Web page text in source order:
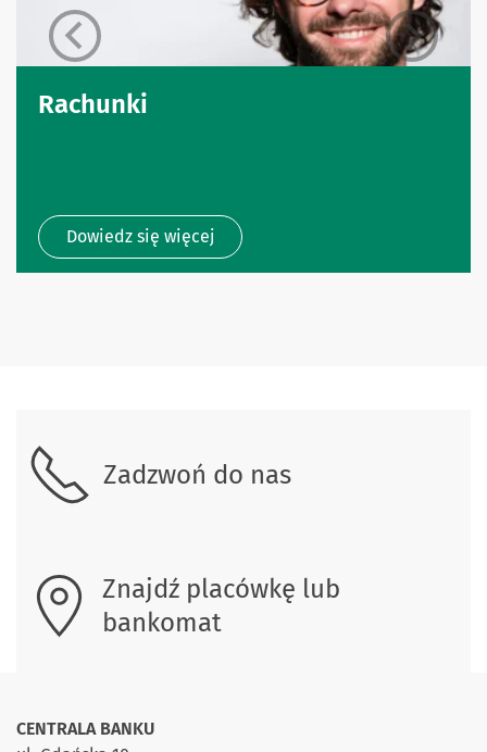
Rachunki
Dowiedz się więcej
Zadzwoń do nas
Znajdź placówkę lub
bankomat
CENTRALA BANKU